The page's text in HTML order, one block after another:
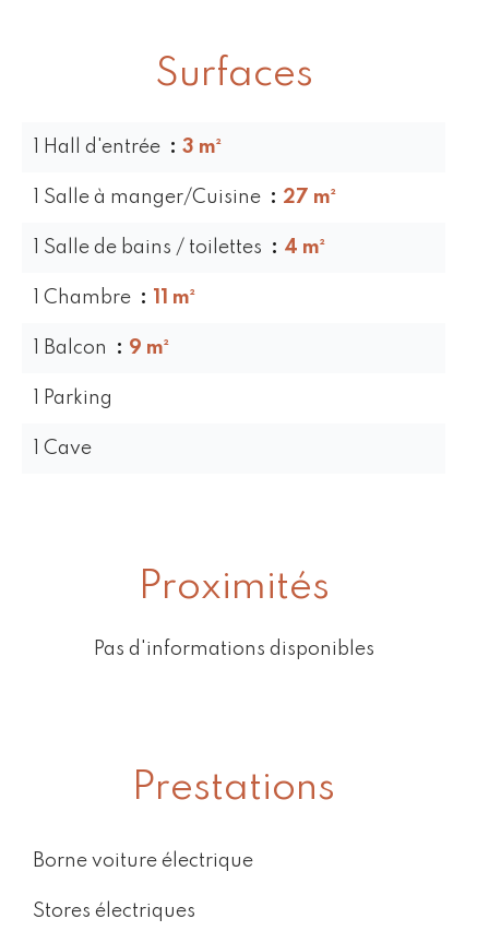
Surfaces
1 Hall d'entrée 3 m²
1 Salle à manger/Cuisine 27 m²
1 Salle de bains / toilettes 4 m²
1 Chambre 11 m²
1 Balcon 9 m²
1 Parking
1 Cave
Proximités
Pas d'informations disponibles
Prestations
Borne voiture électrique
Stores électriques